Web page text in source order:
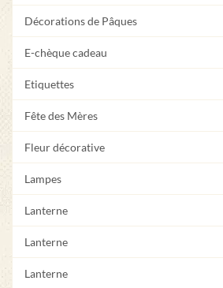
Décorations de Pâques
E-chèque cadeau
Etiquettes
Fête des Mères
Fleur décorative
Lampes
Lanterne
Lanterne
Lanterne